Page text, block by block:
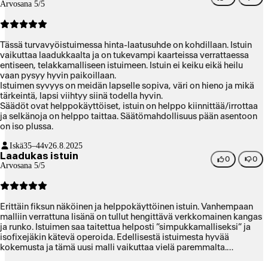
Arvosana 5/5
Tässä turvavyöistuimessa hinta-laatusuhde on kohdillaan. Istuin
vaikuttaa laadukkaalta ja on tukevampi kaarteissa verrattaessa
entiseen, telakkamalliseen istuimeen. Istuin ei keiku eikä heilu
vaan pysyy hyvin paikoillaan.
Istuimen syvyys on meidän lapselle sopiva, väri on hieno ja mikä
tärkeintä, lapsi viihtyy siinä todella hyvin.
Säädöt ovat helppokäyttöiset, istuin on helppo kiinnittää/irrottaa
ja selkänoja on helppo taittaa. Säätömahdollisuus pään asentoon
on iso plussa.
Iskä35–44v26.8.2025
Laadukas istuin
Arvosana 5/5
0 0
Erittäin fiksun näköinen ja helppokäyttöinen istuin. Vanhempaan
malliin verrattuna lisänä on tullut hengittävä verkkomainen kangas
ja runko. Istuimen saa taitettua helposti ”simpukkamalliseksi” ja
isofixejäkin kätevä operoida. Edellisestä istuimesta hyvää
kokemusta ja tämä uusi malli vaikuttaa vielä paremmalta.